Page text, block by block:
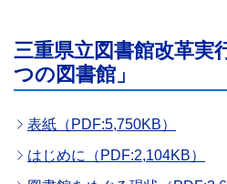
三重県立図書館改革実
つの図書館」
表紙（PDF:5,750KB）
はじめに（PDF:2,104KB）